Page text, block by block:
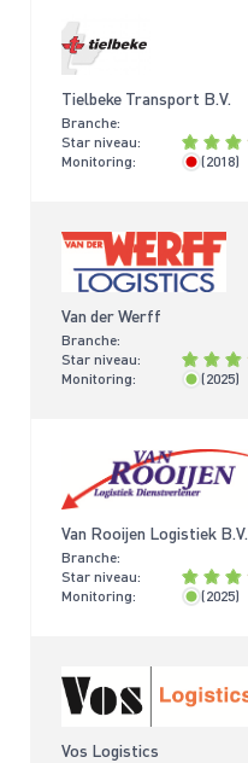
Tielbeke Transport B.V.
Branche:
Star niveau:
Monitoring:
> 4 jaar
(2018)
Van der Werff
Branche:
Star niveau:
Monitoring:
< 2 jaar
(2025)
Van Rooijen Logistiek B.V.
Branche:
Star niveau:
Monitoring:
< 2 jaar
(2025)
Vos Logistics